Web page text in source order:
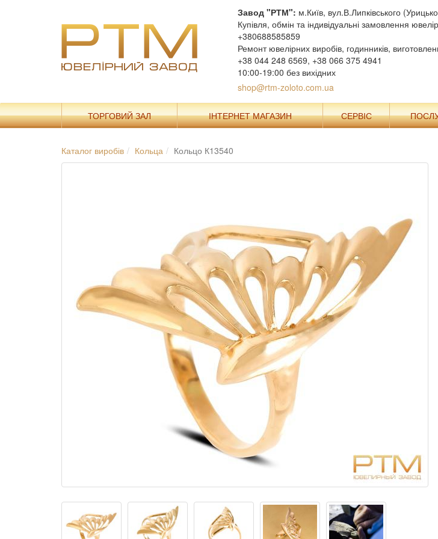
Завод "РТМ": м.Київ, вул.В.Липківського
Купівля, обмін та індивідуальні замовлення
+380688585859
Ремонт ювелірних виробів, годинників,
+38 044 248 6569, +38 066 375 4941
10:00-19:00 без вихідних
shop@rtm-zoloto.com.ua
ТОРГОВИЙ ЗАЛ ІНТЕРНЕТ МАГАЗИН СЕРВІС
Каталог виробів Кольца Кольцо К13540